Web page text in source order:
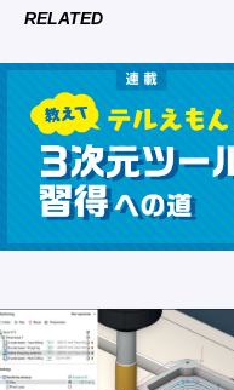
RELATED